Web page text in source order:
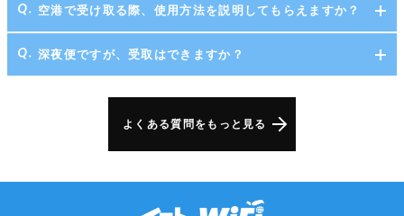
空港で受け取る際、使用方法を説明してもらえますか？
深夜便ですが、受取はできますか？
よくある質問をもっと見る